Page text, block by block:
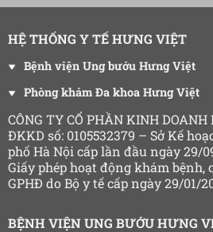
HỆ THỐNG Y TẾ HƯNG VIỆT
Bệnh viện Ung bướu Hưng Việt
Phòng khám Đa khoa Hưng Việt
CÔNG TY CỔ PHẦN KINH
ĐKKD số: 0105532379 – Sở Kế
phố Hà Nội cấp lần đầu ngày 29/
Giấy phép hoạt động khám bệnh,
GPHĐ do Bộ y tế cấp ngày 29/01/
BỆNH VIỆN UNG BƯỚU HƯNG